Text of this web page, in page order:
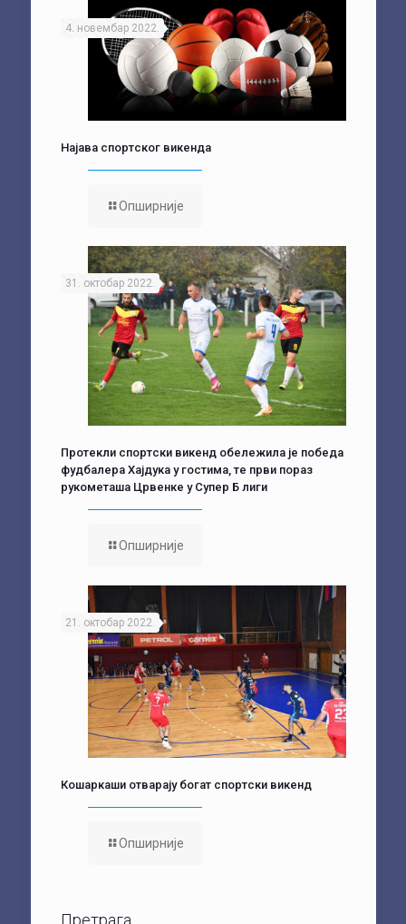
4. новембар 2022.
Најава спортског викенда
Опширније
31. октобар 2022.
Протекли спортски викенд обележила је победа
фудбалера Хајдука у гостима, те први пораз
рукометаша Црвенке у Супер Б лиги
Опширније
21. октобар 2022.
Кошаркаши отварају богат спортски викенд
Опширније
Претрага